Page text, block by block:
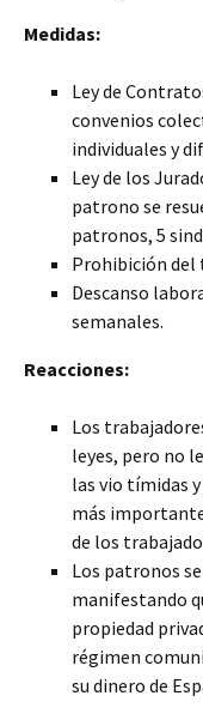
Medidas:
Ley de
convenios
individuales y
Ley de los
patrono se
patronos, 5
Prohibición del
Descanso
semanales.
Reacciones:
Los
leyes, pero no
las vio tímidas
más
de los
Los patronos
manifestando
propiedad
régimen
su dinero de